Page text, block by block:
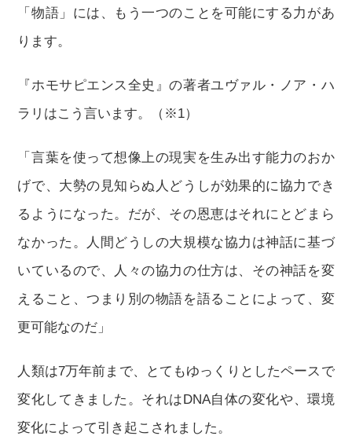
「物語」には、もう一つのことを可能にする力があ
ります。
『ホモサピエンス全史』の著者ユヴァル・ノア・ハ
ラリはこう言います。（※1）
「言葉を使って想像上の現実を生み出す能力のおか
げで、大勢の見知らぬ人どうしが効果的に協力でき
るようになった。だが、その恩恵はそれにとどまら
なかった。人間どうしの大規模な協力は神話に基づ
いているので、人々の協力の仕方は、その神話を変
えること、つまり別の物語を語ることによって、変
更可能なのだ」
人類は7万年前まで、とてもゆっくりとしたペースで
変化してきました。それはDNA自体の変化や、環境
変化によって引き起こされました。